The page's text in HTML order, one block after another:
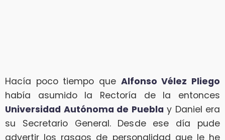
Hacía poco tiempo que Alfonso Vélez Pliego
había asumido la Rectoría de la entonces
Universidad Autónoma de Puebla y Daniel era
su Secretario General. Desde ese día pude
advertir los rasgos de personalidad que le he